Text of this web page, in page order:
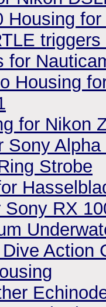
Housing
for
Housing
for Nikon
Sony
Strobe
RX
Action